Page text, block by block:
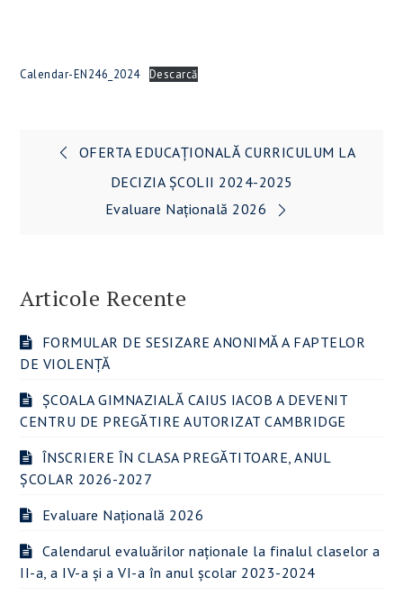
Calendar-EN246_2024 Descarcă
Navigare
articole
OFERTA EDUCAȚIONALĂ CURRICULUM LA
DECIZIA ȘCOLII 2024-2025
Evaluare Națională 2026
Articole Recente
FORMULAR DE SESIZARE ANONIMĂ A FAPTELOR
DE VIOLENȚĂ
ȘCOALA GIMNAZIALĂ CAIUS IACOB A DEVENIT
CENTRU DE PREGĂTIRE AUTORIZAT CAMBRIDGE
ÎNSCRIERE ÎN CLASA PREGĂTITOARE, ANUL
ȘCOLAR 2026-2027
Evaluare Națională 2026
Calendarul evaluărilor naționale la finalul claselor a
II-a, a IV-a și a VI-a în anul școlar 2023-2024